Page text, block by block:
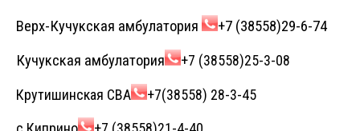
Верх-Кучукская амбулатория
+7 (38558)29-6-74
Кучукская амбулатория
+7 (38558)25-3-08
Крутишинская СВА
+7(38558) 28-3-45